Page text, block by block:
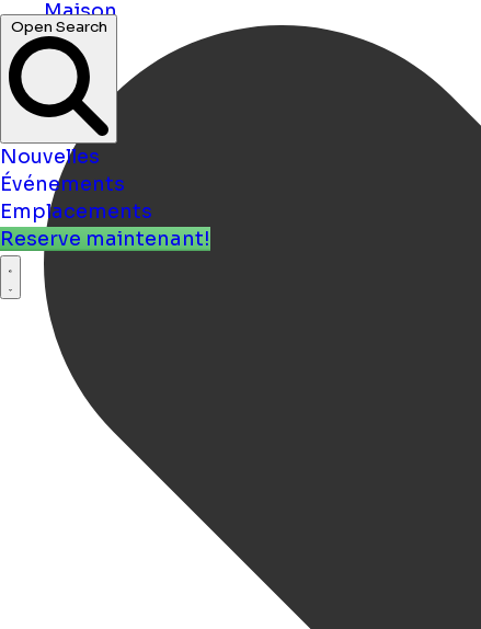
monuments ...
Open Search
Nouvelles
Événements
Emplacements
Reserve maintenant!
Maison